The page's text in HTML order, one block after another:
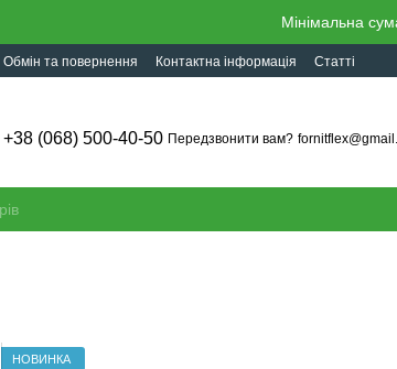
Мінімальна
Обмін та повернення Контактна інформація Статті
+38 (068) 500-40-50 Передзвонити вам?
НОВИНКА